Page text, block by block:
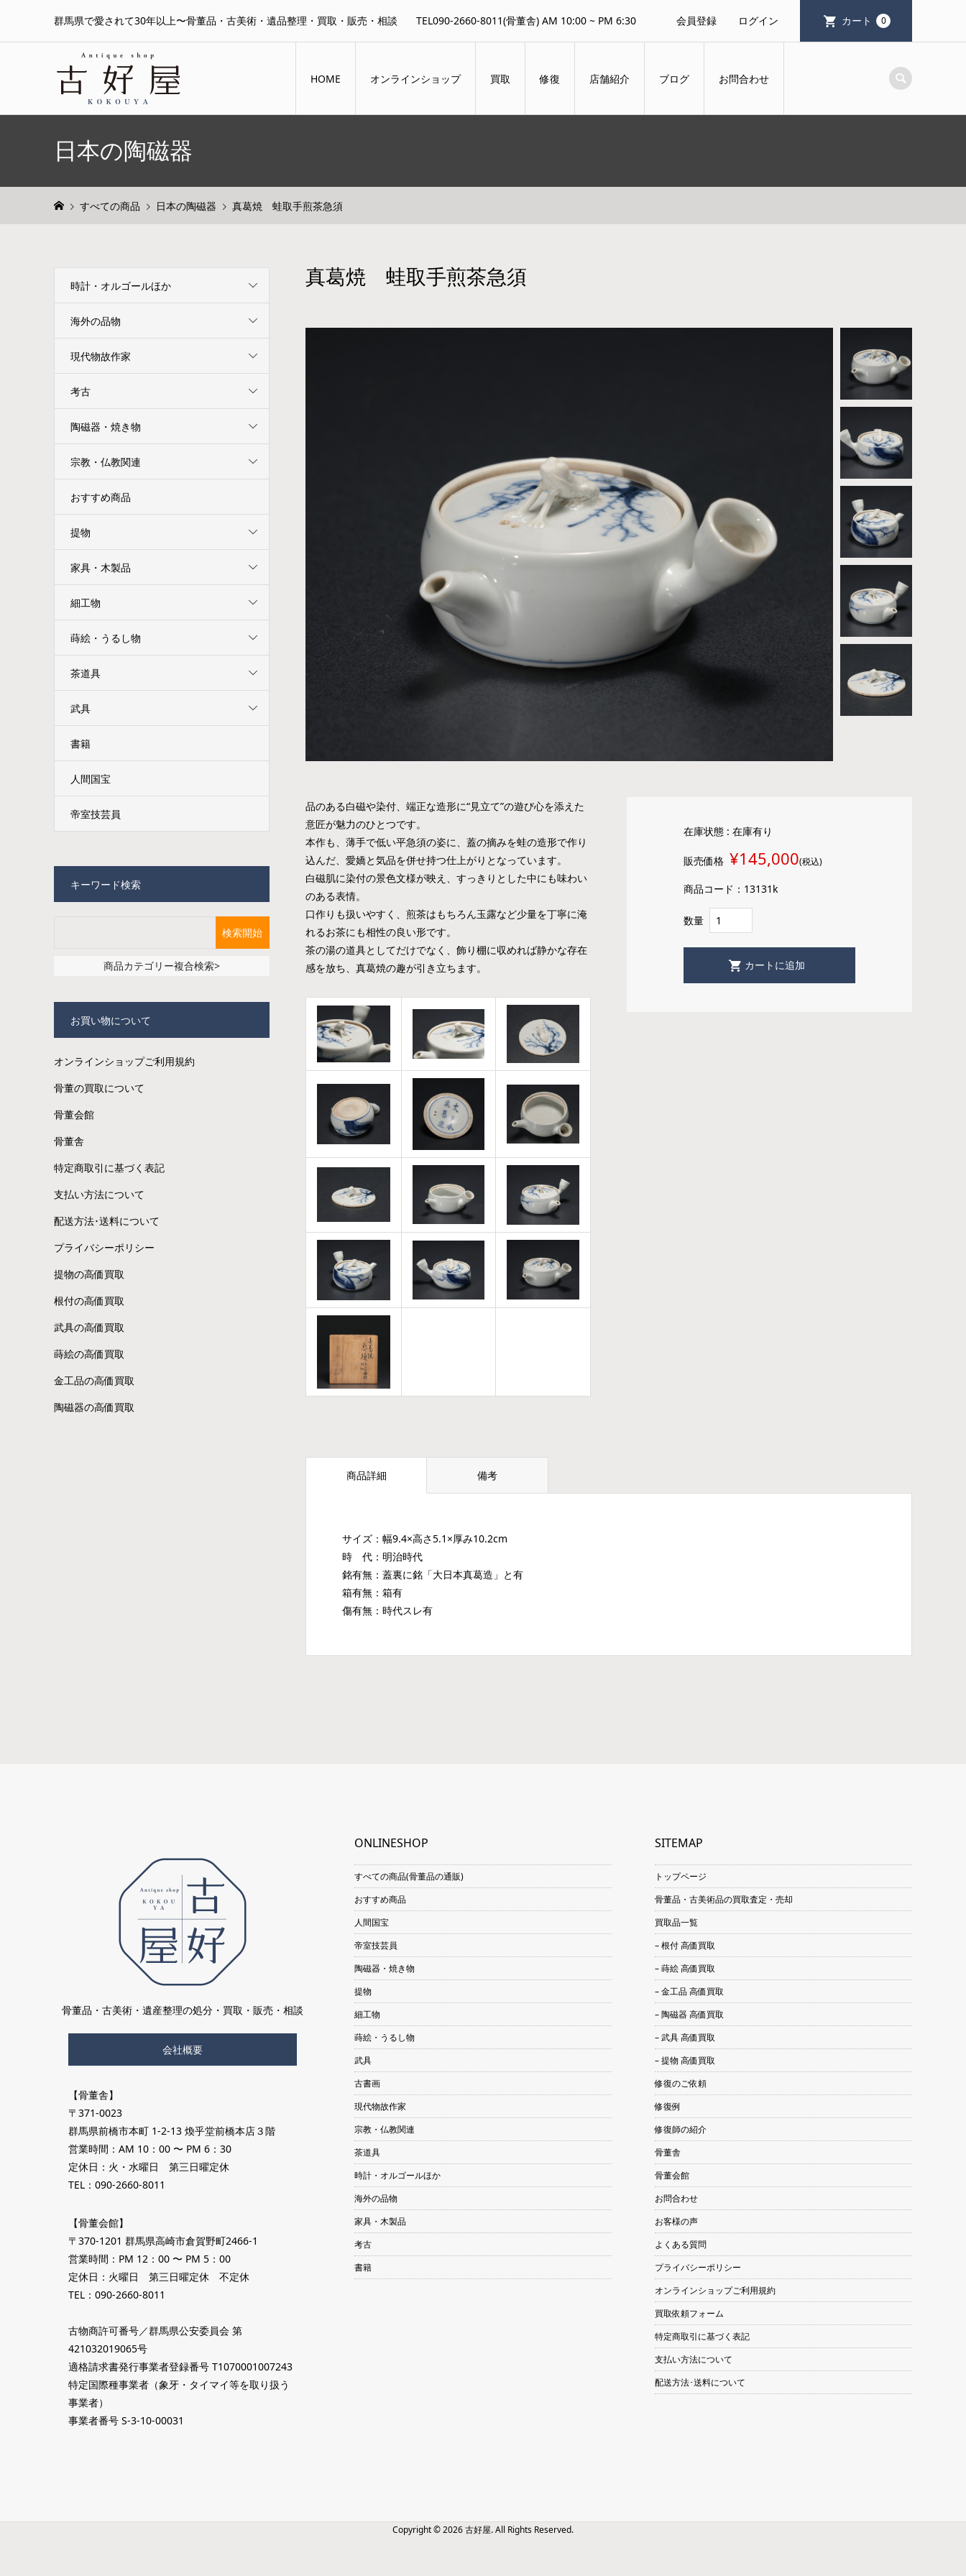
群馬県で愛されて30年以上〜骨董品・古美術・遺品整理・買取・販売・相談 TEL090-2660-8011(骨董舎) AM 10:00 ~ PM 6:30 会員登録 ログイン カート 0
HOME オンラインショップ 買取 修復 店舗紹介 ブログ お問合わせ
日本の陶磁器
すべての商品 日本の陶磁器 真葛焼 蛙取手煎茶急須
真葛焼 蛙取手煎茶急須
品のある白磁や染付、端正な造形に“見立て”の遊び心を添えた
意匠が魅力のひとつです。
本作も、薄手で低い平急須の姿に、蓋の摘みを蛙の造形で作り
込んだ、愛嬌と気品を併せ持つ仕上がりとなっています。
白磁肌に染付の景色文様が映え、すっきりとした中にも味わい
のある表情。
口作りも扱いやすく、煎茶はもちろん玉露など少量を丁寧に淹
れるお茶にも相性の良い形です。
茶の湯の道具としてだけでなく、 飾り棚に収めれば静かな存在
感を放ち、真葛焼の趣が引き立ちます。
在庫状態 : 在庫有り
販売価格 ¥145,000(税込)
商品コード：13131k
数量
商品詳細 備考
サイズ：幅9.4×高さ5.1×厚み10.2cm
時 代：明治時代
銘有無：蓋裏に銘「大日本真葛造」と有
箱有無：箱有
傷有無：時代スレ有
時計・オルゴールほか
海外の品物
現代物故作家
考古
陶磁器・焼き物
宗教・仏教関連
おすすめ商品
提物
家具・木製品
細工物
蒔絵・うるし物
茶道具
武具
書籍
人間国宝
帝室技芸員
キーワード検索
商品カテゴリー複合検索>
お買い物について
オンラインショップご利用規約
骨董の買取について
骨董会館
骨董舎
特定商取引に基づく表記
支払い方法について
配送方法･送料について
プライバシーポリシー
提物の高価買取
根付の高価買取
武具の高価買取
蒔絵の高価買取
金工品の高価買取
陶磁器の高価買取
骨董品・古美術・遺産整理の処分・買取・販売・相談
会社概要
【骨董舎】
〒371-0023
群馬県前橋市本町 1-2-13 煥乎堂前橋本店３階
営業時間：AM 10：00 〜 PM 6：30
定休日：火・水曜日 第三日曜定休
TEL：090-2660-8011
【骨董会館】
〒370-1201 群馬県高崎市倉賀野町2466-1
営業時間：PM 12：00 〜 PM 5：00
定休日：火曜日 第三日曜定休 不定休
TEL：090-2660-8011
古物商許可番号／群馬県公安委員会 第
421032019065号
適格請求書発行事業者登録番号 T1070001007243
特定国際種事業者（象牙・タイマイ等を取り扱う
事業者）
事業者番号 S-3-10-00031
ONLINESHOP
すべての商品(骨董品の通販)
おすすめ商品
人間国宝
帝室技芸員
陶磁器・焼き物
提物
細工物
蒔絵・うるし物
武具
古書画
現代物故作家
宗教・仏教関連
茶道具
時計・オルゴールほか
海外の品物
家具・木製品
考古
書籍
SITEMAP
トップページ
骨董品・古美術品の買取査定・売却
買取品一覧
– 根付 高価買取
– 蒔絵 高価買取
– 金工品 高価買取
– 陶磁器 高価買取
– 武具 高価買取
– 提物 高価買取
修復のご依頼
修復例
修復師の紹介
骨董舎
骨董会館
お問合わせ
お客様の声
よくある質問
プライバシーポリシー
オンラインショップご利用規約
買取依頼フォーム
特定商取引に基づく表記
支払い方法について
配送方法･送料について
Copyright ©2026古好屋. All Rights Reserved.